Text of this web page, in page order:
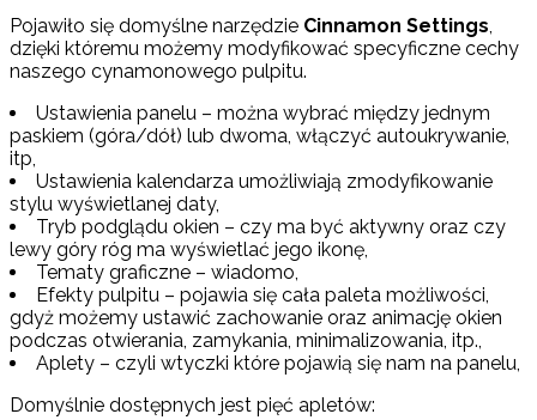
Pojawiło się domyślne narzędzie Cinnamon Settings,
dzięki któremu możemy modyfikować specyficzne cechy
naszego cynamonowego pulpitu.
Ustawienia panelu – można wybrać między jednym
paskiem (góra/dół) lub dwoma, włączyć autoukrywanie,
itp,
Ustawienia kalendarza umożliwiają zmodyfikowanie
stylu wyświetlanej daty,
Tryb podglądu okien – czy ma być aktywny oraz czy
lewy góry róg ma wyświetlać jego ikonę,
Tematy graficzne – wiadomo,
Efekty pulpitu – pojawia się cała paleta możliwości,
gdyż możemy ustawić zachowanie oraz animację okien
podczas otwierania, zamykania, minimalizowania, itp.,
Aplety – czyli wtyczki które pojawią się nam na panelu,
Domyślnie dostępnych jest pięć apletów: